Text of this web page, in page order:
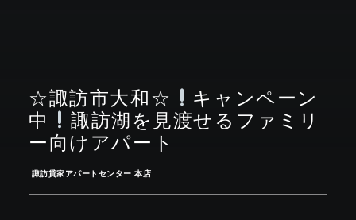
お気に入り 閲覧履歴
☆諏訪市大和☆
キャンペーン
中
諏訪湖を見渡せるファミリ
ー向けアパート
諏訪貸家アパートセンター 本店